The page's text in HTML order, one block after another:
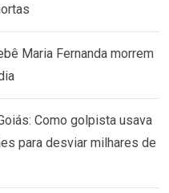
Maria Fernanda morrem
Como golpista usava
para desviar milhares de